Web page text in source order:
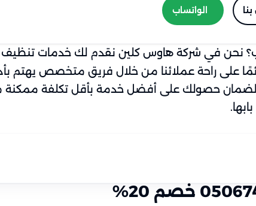
الواتساب
نحن في شركة هاوس كلين نقدم لك خدمات تنظيف
على راحة عملائنا من خلال فريق متخصص يهتم
نوفر عروضًا وخصومات تصل إلي 20% حصرية لضمان حصولك على أفضل خدمة بأقل